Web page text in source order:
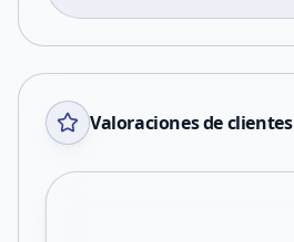
Valoraciones de clientes